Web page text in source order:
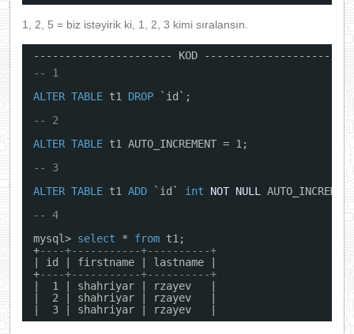
1, 2, 5 = biz istəyirik ki, 1, 2, 3 kimi sıralansın.
---------------------- KOD ----------------------
-- 1
ALTER TABLE t1 DROP
`id`;
-- 2
ALTER TABLE t1 AUTO_INCREMENT = 1;
-- 3
ALTER TABLE t1 ADD `id` int NOT NULL
-- 4
mysql> select * from t1;
+----+-----------+----------+
| id | firstname | lastname |
+----+-----------+----------+
|  1 | shahriyar | rzayev   |
|  2 | shahriyar | rzayev   |
|  3 | shahriyar | rzayev   |